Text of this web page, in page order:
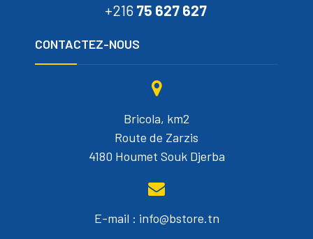
+216 75 627 627
CONTACTEZ-NOUS
Bricola, km2
Route de Zarzis
4180 Houmet Souk Djerba
E-mail : info@bstore.tn